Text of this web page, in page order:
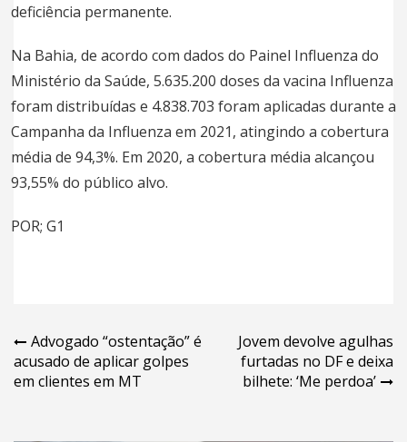
deficiência permanente.
Na Bahia, de acordo com dados do Painel Influenza do
Ministério da Saúde, 5.635.200 doses da vacina Influenza
foram distribuídas e 4.838.703 foram aplicadas durante a
Campanha da Influenza em 2021, atingindo a cobertura
média de 94,3%. Em 2020, a cobertura média alcançou
93,55% do público alvo.
POR; G1
Navegação
de
Advogado “ostentação” é
acusado de aplicar golpes
em clientes em MT
Jovem devolve agulhas
furtadas no DF e deixa
bilhete: ‘Me perdoa’